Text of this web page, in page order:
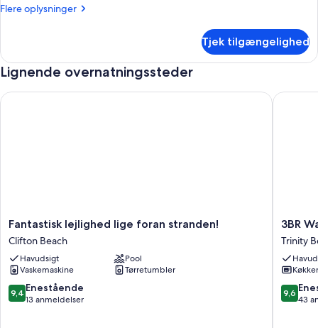
Flere oplysninger
Flere
Tjek tilgængelighed
Lignende overnatningssteder
Fantastisk
lejlighed
lige
foran
stranden!
Clifton
Beach
Fantastisk lejlighed lige foran stranden!
Clifton Beach
Havudsigt
Pool
Vaskemaskine
Tørretumbler
9.4
ud
9,4 Enestående
13 anmeldelser
Fantastisk lejlighed lige foran stranden!
3BR
"The
Beach
House"
-
Wifi
3BR
Trinity
9.6
ud
9,6
43
3BR